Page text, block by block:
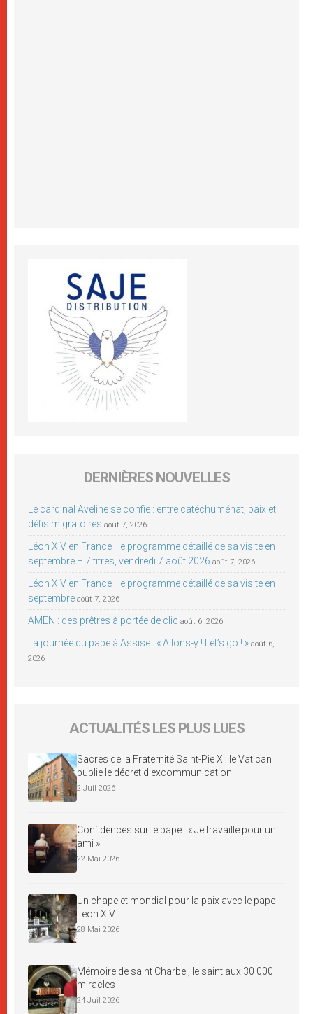
DERNIÈRES NOUVELLES
Le cardinal Aveline se confie : entre catéchuménat, paix et
défis migratoires août 7, 2026
Léon XIV en France : le programme détaillé de sa visite en
septembre – 7 titres, vendredi 7 août 2026 août 7, 2026
Léon XIV en France : le programme détaillé de sa visite en
septembre août 7, 2026
AMEN : des prêtres à portée de clic août 6, 2026
La journée du pape à Assise : « Allons-y ! Let’s go ! » août 6,
2026
ACTUALITÉS LES PLUS LUES
Sacres de la Fraternité Saint-Pie X : le Vatican
publie le décret d’excommunication
2 Juil 2026
Confidences sur le pape : « Je travaille pour un
ami »
22 Mai 2026
Un chapelet mondial pour la paix avec le pape
Léon XIV
28 Mai 2026
Mémoire de saint Charbel, le saint aux 30 000
miracles
24 Juil 2026